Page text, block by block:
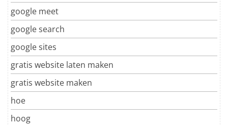
google meet
google search
google sites
gratis website laten maken
gratis website maken
hoe
hoog